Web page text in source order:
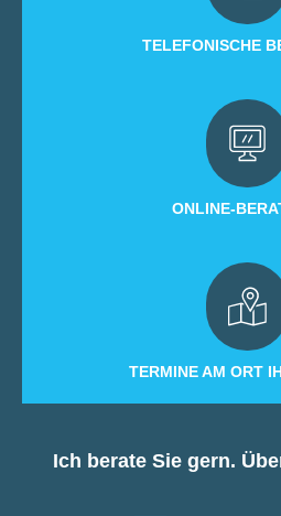
TELEFONISCHE
ONLINE-
TERMINE AM ORT
Ich berate Sie gern.